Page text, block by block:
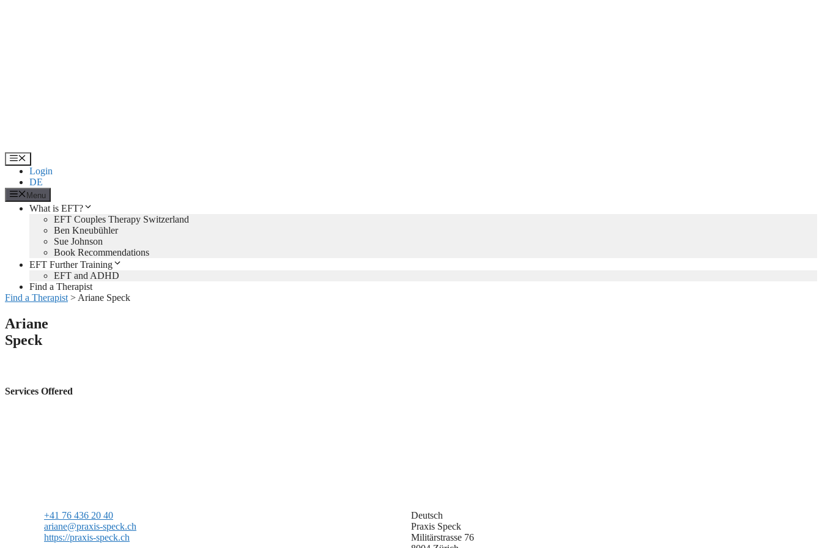
Menu
Login
DE
Menu
What is EFT?
EFT Couples Therapy Switzerland
Ben Kneubühler
Sue Johnson
Book Recommendations
EFT Further Training
EFT and ADHD
Find a Therapist
Find a Therapist > Ariane Speck
Ariane
Speck
Services Offered
+41 76 436 20 40
ariane@praxis-speck.ch
https://praxis-speck.ch
Deutsch
Praxis Speck
Militärstrasse 76